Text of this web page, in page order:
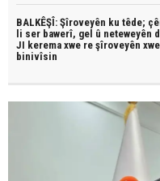
BALKÊŞÎ: Şîroveyên ku têde;
li ser bawerî, gel û neteweyên
JI kerema xwe re şîroveyên
binivîsin